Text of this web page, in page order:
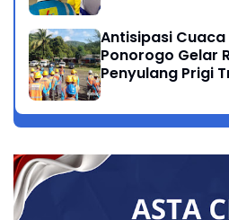
Antisipasi Cuaca
Ponorogo Gelar
Penyulang Prigi